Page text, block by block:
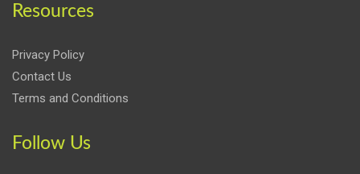
Resources
Privacy Policy
Contact Us
Terms and Conditions
Follow Us